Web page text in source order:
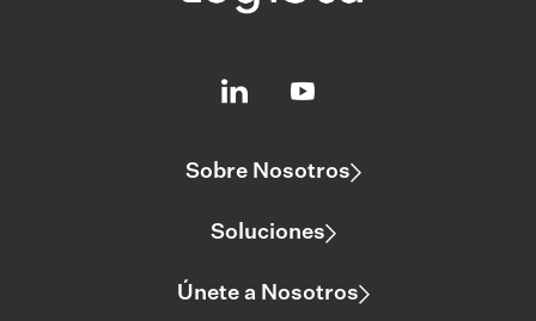
Sobre Nosotros
Soluciones
Únete a Nosotros